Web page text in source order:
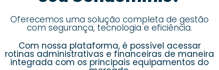
Oferecemos uma solução completa de gestão
com segurança, tecnologia e eficiência.
Com nossa plataforma, é possível acessar
rotinas administrativas e financeiras de maneira
integrada com os principais equipamentos do